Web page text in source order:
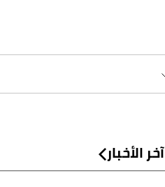
آخر الأخبار